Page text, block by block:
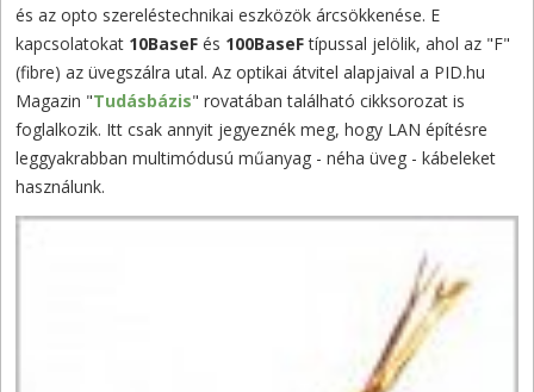
és az opto szereléstechnikai eszközök árcsökkenése. E
kapcsolatokat 10BaseF és 100BaseFtípussal jelölik, ahol az "F"
(fibre) az üvegszálra utal. Az optikai átvitel alapjaival a PID.hu
Magazin "Tudásbázis" rovatában található cikksorozat is
foglalkozik. Itt csak annyit jegyeznék meg, hogy LAN építésre
leggyakrabban multimódusú műanyag - néha üveg - kábeleket
használunk.